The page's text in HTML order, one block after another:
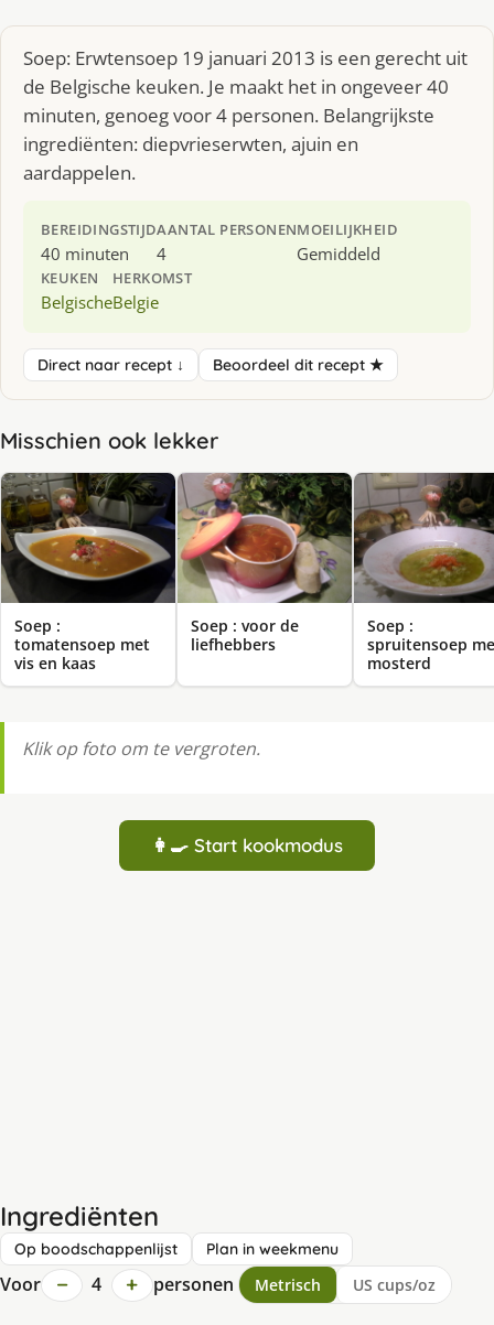
Soep: Erwtensoep 19 januari 2013 is een gerecht uit
de Belgische keuken. Je maakt het in ongeveer 40
minuten, genoeg voor 4 personen. Belangrijkste
ingrediënten: diepvrieserwten, ajuin en
aardappelen.
BEREIDINGSTIJD
40 minuten
AANTAL PERSONEN
4
MOEILIJKHEID
Gemiddeld
KEUKEN
Belgische
HERKOMST
Belgie
Direct naar recept ↓ Beoordeel dit recept ★
Misschien ook lekker
Soep :
tomatensoep met
vis en kaas
Soep : voor de
liefhebbers
Soep :
spruitensoep
mosterd
Klik op foto om te vergroten.
👩‍🍳 Start kookmodus
Ingrediënten
Op boodschappenlijst Plan in weekmenu
Voor − 4 + personen Metrisch US cups/oz